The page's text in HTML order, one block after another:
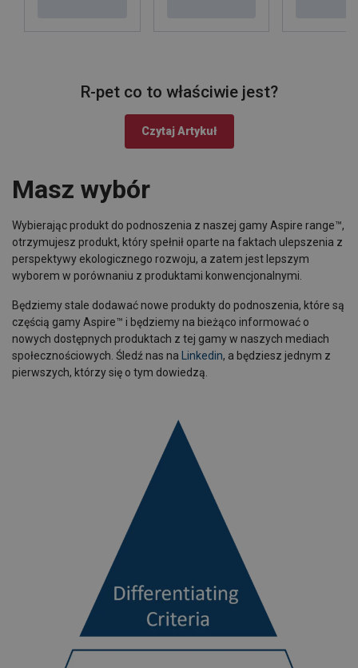
R-pet co to właściwie jest?
Czytaj Artykuł
Masz wybór
Wybierając produkt do podnoszenia z naszej gamy Aspire range™,
otrzymujesz produkt, który spełnił oparte na faktach ulepszenia z
perspektywy ekologicznego rozwoju, a zatem jest lepszym
wyborem w porównaniu z produktami konwencjonalnymi.
Będziemy stale dodawać nowe produkty do podnoszenia, które są
częścią gamy Aspire™ i będziemy na bieżąco informować o
nowych dostępnych produktach z tej gamy w naszych mediach
społecznościowych. Śledź nas na Linkedin, a będziesz jednym z
pierwszych, którzy się o tym dowiedzą.